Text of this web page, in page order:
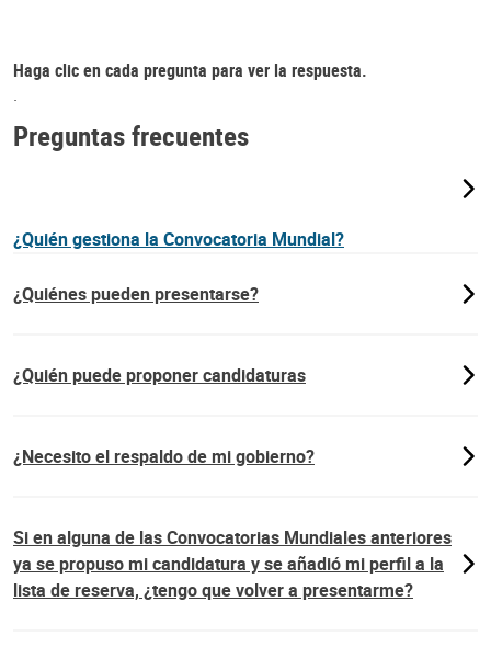
Haga clic en cada pregunta para ver la respuesta.
.
Preguntas frecuentes
¿Quién gestiona la Convocatoria Mundial?
¿Quiénes pueden presentarse?
¿Quién puede proponer candidaturas
¿Necesito el respaldo de mi gobierno?
Si en alguna de las Convocatorias Mundiales anteriores
ya se propuso mi candidatura y se añadió mi perfil a la
lista de reserva, ¿tengo que volver a presentarme?